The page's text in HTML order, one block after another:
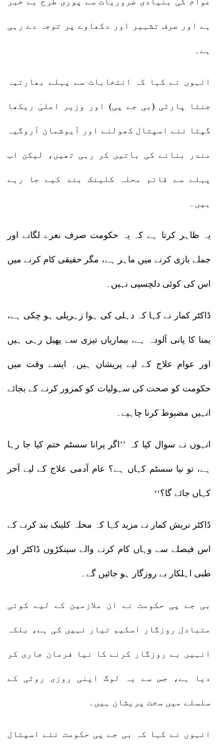
ہے اور صرف تشہیر اور دکھاوے پر توجہ دے رہی
ہے۔
انہوں نے کہا کہ انتخابات سے پہلے بھارتیہ
جنتا پارٹی (بی جے پی) اور وزیر اعلیٰ ریکھا
گپتا نئے اسپتال کھولنے اور آیوشمان آروگیہ
مندر بنانے کی باتیں کر رہی تھیں، لیکن اب
پہلے سے قائم محلہ کلینک بند کیے جا رہے
ہیں۔
یہ ظاہر کرتا ہے کہ یہ حکومت صرف نعرے لگانے اور
جملے بازی کرنے میں ماہر ہے، مگر حقیقی کام کرنے میں
اس کی کوئی دلچسپی نہیں۔
ڈاکٹر کمار نے کہا کہ دہلی کی ہوا زہریلی ہو چکی ہے،
یمنا کا پانی آلودہ ہے، بیماریاں تیزی سے پھیل رہی ہیں
اور عوام علاج کے لیے پریشان ہیں۔ ایسے وقت میں
حکومت کو صحت کی سہولیات کو کمزور کرنے کے بجائے
انہیں مضبوط کرنا چاہیے۔
انہوں نے سوال کیا کہ ’’اگر پرانا سسٹم ختم کیا جا رہا
ہے، تو نیا سسٹم کہاں ہے؟ عام آدمی علاج کے لیے آخر
کہاں جائے گا؟‘‘
ڈاکٹر نریش کمار نے مزید کہا کہ محلہ کلینک بند کرنے کے
اس فیصلے سے وہاں کام کرنے والے سینکڑوں ڈاکٹر اور
طبی اہلکار بے روزگار ہو جائیں گے۔
بی جے پی حکومت نے ان ملازمین کے لیے کوئی
متبادل روزگار اسکیم تیار نہیں کی ہے، بلکہ
انہیں بے روزگار کرنے کا نیا فرمان جاری کر
دیا ہے، جس سے یہ لوگ اپنی روزی روٹی کے
سلسلے میں سخت پریشان ہیں۔
انہوں نے کہا کہ بی جے پی حکومت نئے اسپتال